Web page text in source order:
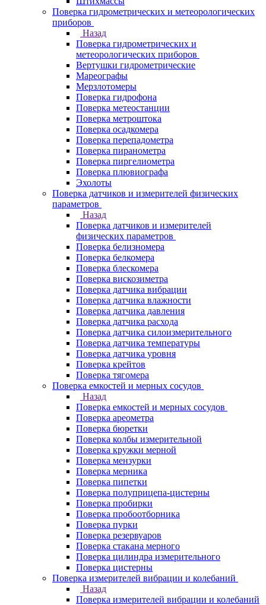
Поверка гидрометрических и метеорологических
приборов
Назад
Поверка гидрометрических и
метеорологических приборов
Вертушки гидрометрические
Мареографы
Мерзлотомеры
Поверка гидрофона
Поверка метеостанции
Поверка метроштока
Поверка осадкомера
Поверка перепадометра
Поверка пиранометра
Поверка пиргелиометра
Поверка плювиографа
Эхолоты
Поверка датчиков и измерителей физических
параметров
Назад
Поверка датчиков и измерителей
физических параметров
Поверка белизномера
Поверка белкомера
Поверка блескомера
Поверка вискозиметра
Поверка датчика вибрации
Поверка датчика влажности
Поверка датчика давления
Поверка датчика расхода
Поверка датчика силоизмерительного
Поверка датчика температуры
Поверка датчика уровня
Поверка крейтов
Поверка тягомера
Поверка емкостей и мерных сосудов
Назад
Поверка емкостей и мерных сосудов
Поверка ареометра
Поверка бюретки
Поверка колбы измерительной
Поверка кружки мерной
Поверка мензурки
Поверка мерника
Поверка пипетки
Поверка полуприцепа-цистерны
Поверка пробирки
Поверка пробоотборника
Поверка пурки
Поверка резервуаров
Поверка стакана мерного
Поверка цилиндра измерительного
Поверка цистерны
Поверка измерителей вибрации и колебаний
Назад
Поверка измерителей вибрации и колебаний